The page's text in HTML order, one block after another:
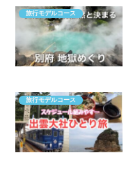
旅行モデルコース
旅行モデルコース